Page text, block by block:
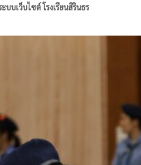
บบเว็บไซต์ โรงเรียนสิรินธร